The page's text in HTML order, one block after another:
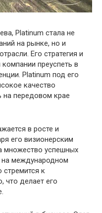
Platinum стала не
на рынке, но и
Его стратегия и
преуспеть в
Platinum под его
качество
на передовом крае
в росте и
его визионерским
множество успешных
на международном
к
что делает его